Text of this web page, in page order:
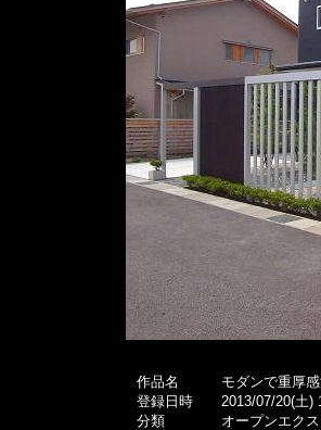
作品名
モダンで重厚
登録日時
2013/07/20(土)
分類
オープンエク